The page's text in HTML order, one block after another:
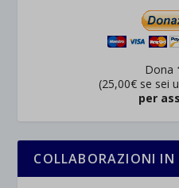
Dona
(25,00€ se sei
per
COLLABORAZIONI